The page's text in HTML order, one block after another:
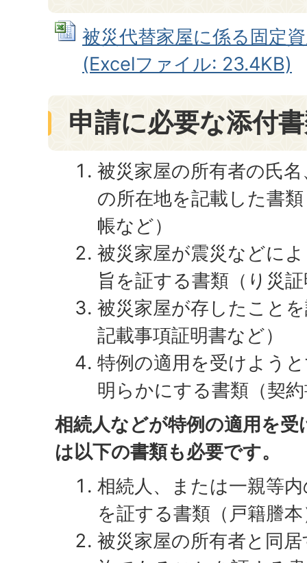
被災代替家屋に係る固定
(Excelファイル: 23.4KB)
申請に必要な添付
被災家屋の所有者の氏
の所在地を記載した書
帳など）
被災家屋が震災などに
旨を証する書類（り災
被災家屋が存したこと
記載事項証明書など）
特例の適用を受けよう
明らかにする書類（契
相続人などが特例の適用を
は以下の書類も必要です。
相続人、または一親等
を証する書類（戸籍謄
被災家屋の所有者と同